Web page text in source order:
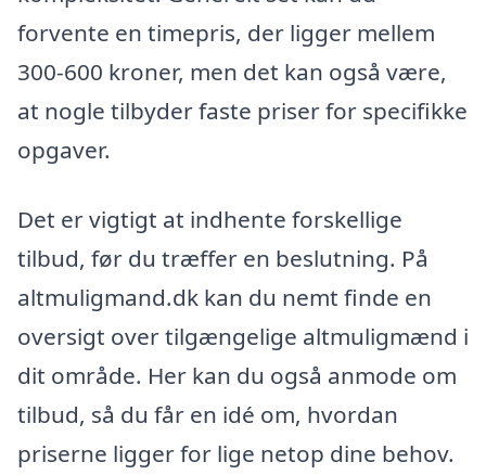
forvente en timepris, der ligger mellem
300-600 kroner, men det kan også være,
at nogle tilbyder faste priser for specifikke
opgaver.
Det er vigtigt at indhente forskellige
tilbud, før du træffer en beslutning. På
altmuligmand.dk kan du nemt finde en
oversigt over tilgængelige altmuligmænd i
dit område. Her kan du også anmode om
tilbud, så du får en idé om, hvordan
priserne ligger for lige netop dine behov.